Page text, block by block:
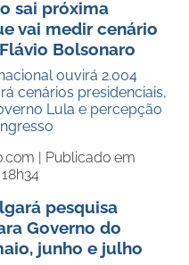
sai próxima
vai medir cenário
Bolsonaro
ouvirá 2.004
cenários presidenciais,
Lula e percepção
| Publicado em
pesquisa
Governo do
junho e julho